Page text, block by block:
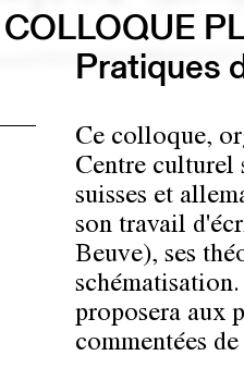
COLLOQUE
Pratiques
Ce colloque,
Centre culturel
suisses et
son travail
Beuve), ses
proposera aux
commentées